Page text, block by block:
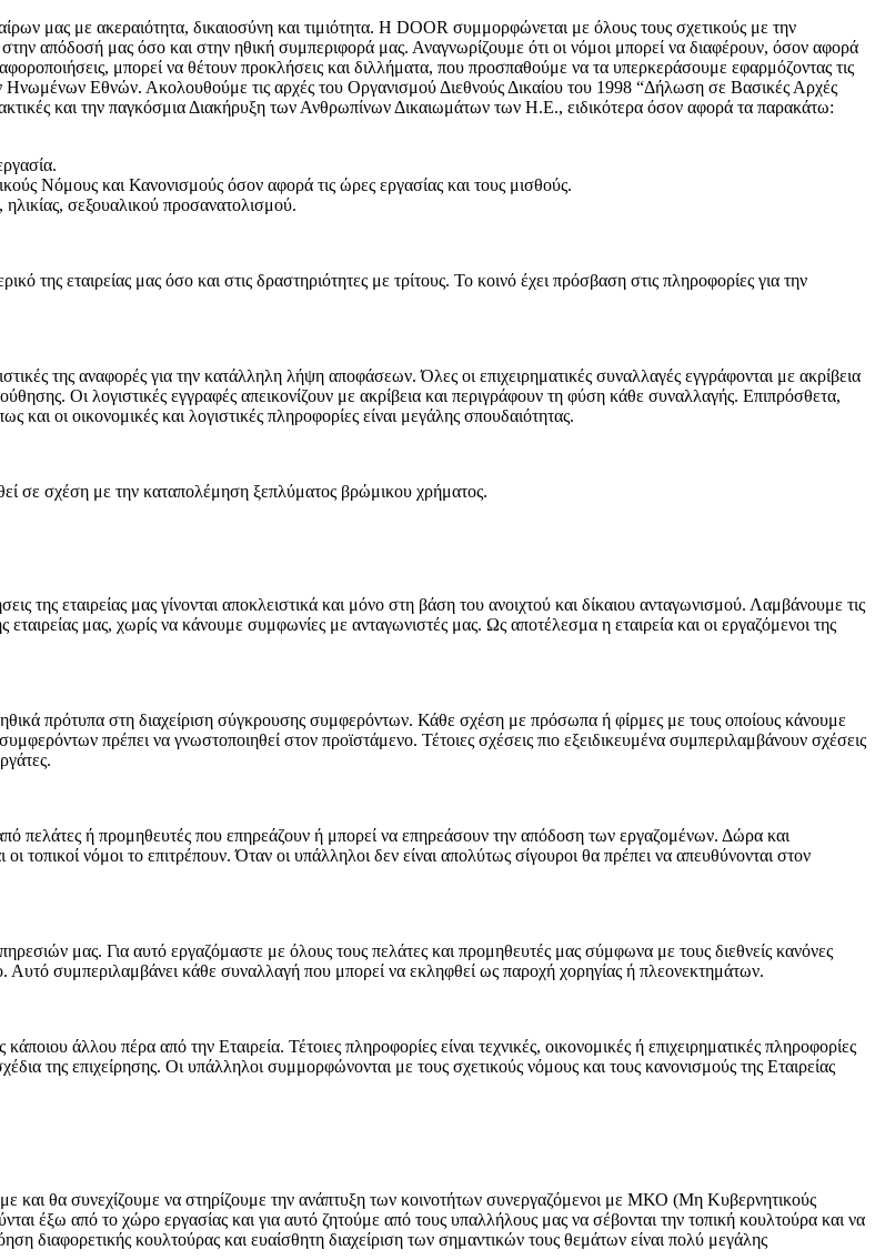
μας με ακεραιότητα, δικαιοσύνη και τιμιότητα. Η DOOR συμμορφώνεται με όλους τους σχετικούς με την
απόδοσή μας όσο και στην ηθική συμπεριφορά μας. Αναγνωρίζουμε ότι οι νόμοι μπορεί να διαφέρουν, όσον αφορά
μπορεί να θέτουν προκλήσεις και διλλήματα, που προσπαθούμε να τα υπερκεράσουμε εφαρμόζοντας τις
Ηνωμένων Εθνών. Ακολουθούμε τις αρχές του Οργανισμού Διεθνούς Δικαίου του 1998 “Δήλωση σε Βασικές Αρχές
και την παγκόσμια Διακήρυξη των Ανθρωπίνων Δικαιωμάτων των Η.Ε., ειδικότερα όσον αφορά τα παρακάτω:
Νόμους και Κανονισμούς όσον αφορά τις ώρες εργασίας και τους μισθούς.
σεξουαλικού προσανατολισμού.
της εταιρείας μας όσο και στις δραστηριότητες με τρίτους. Το κοινό έχει πρόσβαση στις πληροφορίες για την
της αναφορές για την κατάλληλη λήψη αποφάσεων. Όλες οι επιχειρηματικές συναλλαγές εγγράφονται με ακρίβεια
Οι λογιστικές εγγραφές απεικονίζουν με ακρίβεια και περιγράφουν τη φύση κάθε συναλλαγής. Επιπρόσθετα,
οι οικονομικές και λογιστικές πληροφορίες είναι μεγάλης σπουδαιότητας.
σε σχέση με την καταπολέμηση ξεπλύματος βρώμικου χρήματος.
της εταιρείας μας γίνονται αποκλειστικά και μόνο στη βάση του ανοιχτού και δίκαιου ανταγωνισμού. Λαμβάνουμε τις
εταιρείας μας, χωρίς να κάνουμε συμφωνίες με ανταγωνιστές μας. Ως αποτέλεσμα η εταιρεία και οι εργαζόμενοι της
πρότυπα στη διαχείριση σύγκρουσης συμφερόντων. Κάθε σχέση με πρόσωπα ή φίρμες με τους οποίους κάνουμε
πρέπει να γνωστοποιηθεί στον προϊστάμενο. Τέτοιες σχέσεις πιο εξειδικευμένα συμπεριλαμβάνουν σχέσεις
πελάτες ή προμηθευτές που επηρεάζουν ή μπορεί να επηρεάσουν την απόδοση των εργαζομένων. Δώρα και
τοπικοί νόμοι το επιτρέπουν. Όταν οι υπάλληλοι δεν είναι απολύτως σίγουροι θα πρέπει να απευθύνονται στον
μας. Για αυτό εργαζόμαστε με όλους τους πελάτες και προμηθευτές μας σύμφωνα με τους διεθνείς κανόνες
Αυτό συμπεριλαμβάνει κάθε συναλλαγή που μπορεί να εκληφθεί ως παροχή χορηγίας ή πλεονεκτημάτων.
άλλου πέρα από την Εταιρεία. Τέτοιες πληροφορίες είναι τεχνικές, οικονομικές ή επιχειρηματικές πληροφορίες
της επιχείρησης. Οι υπάλληλοι συμμορφώνονται με τους σχετικούς νόμους και τους κανονισμούς της Εταιρείας
και θα συνεχίζουμε να στηρίζουμε την ανάπτυξη των κοινοτήτων συνεργαζόμενοι με ΜΚΟ (Μη Κυβερνητικούς
έξω από το χώρο εργασίας και για αυτό ζητούμε από τους υπαλλήλους μας να σέβονται την τοπική κουλτούρα και να
διαφορετικής κουλτούρας και ευαίσθητη διαχείριση των σημαντικών τους θεμάτων είναι πολύ μεγάλης